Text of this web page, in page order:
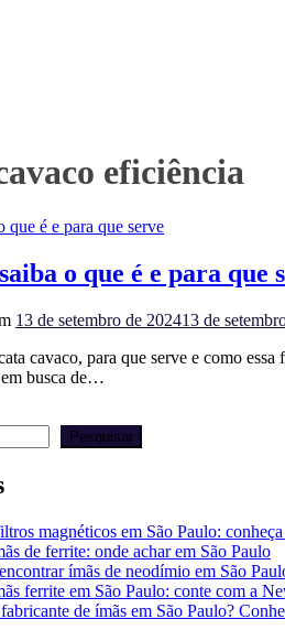
eficiência
o que é e para que
13 de setembro de 202413 de
cavaco, para que serve e como
em busca de…
Pesquisar
magnéticos em São Paulo:
de ferrite: onde achar em São Paulo
ímãs de neodímio em São
ferrite em São Paulo: conte com a
de ímãs em São Paulo?